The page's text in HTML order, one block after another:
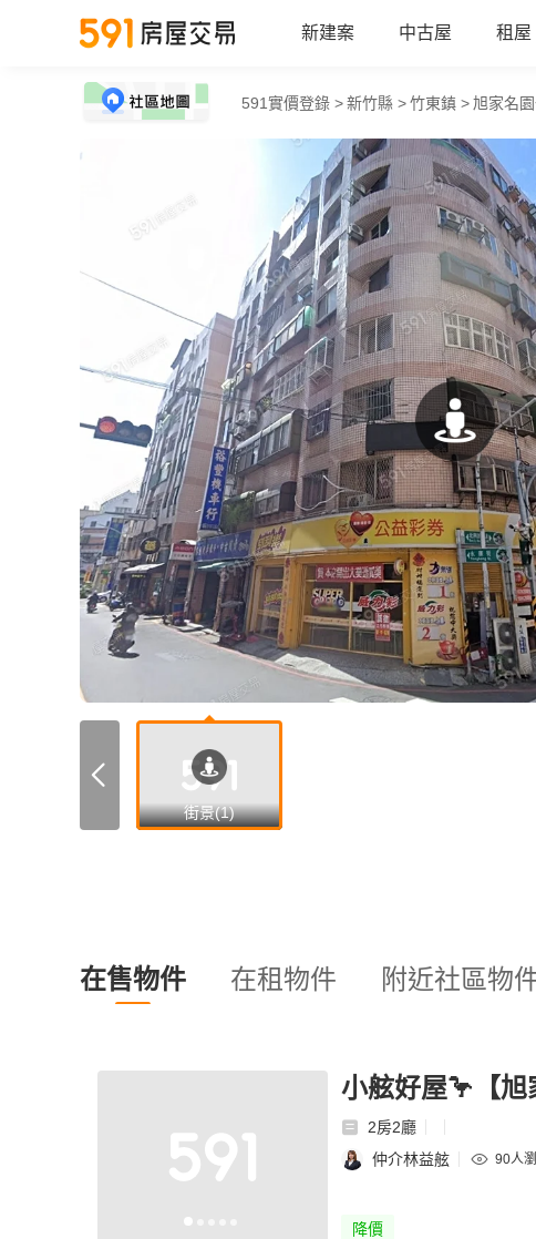
新建案 中古屋 租屋
591實價登錄 >新竹縣 >竹東鎮 >旭家名
街景(1)
在售物件 在租物件 附近社區物
小舷好屋🦩【
2房2廳
仲介林益舷
90人
降價